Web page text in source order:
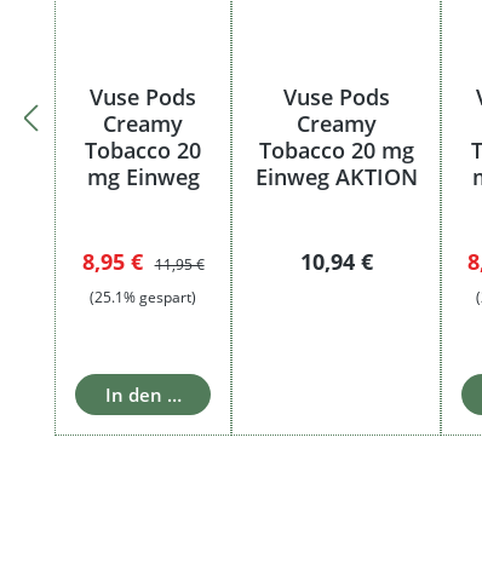
Vuse Pods
Creamy
Tobacco 20
mg Einweg
Verkaufspreis:
8,95 € Regulärer Preis:
11,95 €
(25.1% gespart)
In den Warenkorb
Vuse Pods
Creamy
Tobacco 20 mg
Einweg AKTION
Regulärer Preis:
10,94 €